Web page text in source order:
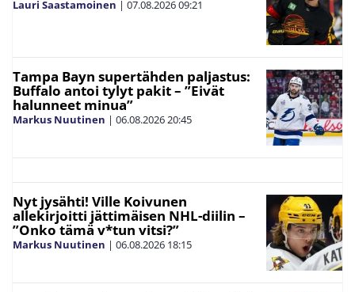
Lauri Saastamoinen | 07.08.202609:21
Tampa Bayn supertähden paljastus:
Buffalo antoi tylyt pakit – ”Eivät
halunneet minua”
Markus Nuutinen | 06.08.202620:45
Nyt jysähti! Ville Koivunen
allekirjoitti jättimäisen NHL-diilin –
”Onko tämä v*tun vitsi?”
Markus Nuutinen | 06.08.2026 18:15